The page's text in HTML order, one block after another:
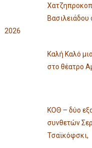
2026
Καλή Καλό
στο θέατρο
ΚΟΘ – δύο
συνθετών
Τσαϊκόφσκι,